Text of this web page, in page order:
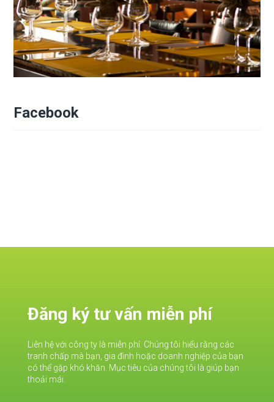
Facebook
Đăng ký tư vấn miễn phí
Liên hệ với công ty là miễn phí. Chúng tôi hiểu rằng các
tranh chấp mà bạn, gia đình hoặc doanh nghiệp của bạn
có thể gặp khó khăn. Mục tiêu của chúng tôi là giúp bạn
thoải mái.